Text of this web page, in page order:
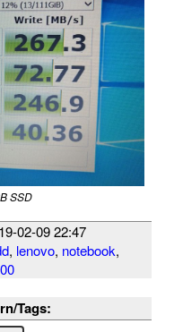
SSD
02-09 22:47
, lenovo, notebook,
Tags: